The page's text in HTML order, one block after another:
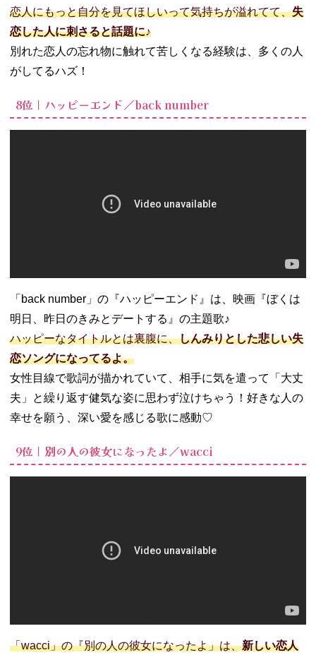
恋人にもっと自分を見てほしいって気持ちが溢れてて、失
恋した人に刺さると話題に♪
別れた恋人の忘れ物に触れて苦しくなる経験は、多くの人
がしてるハズ！
8位｜ハッピーエンド／back number
「back number」の『ハッピーエンド』は、映画『ぼくは
明日、昨日のきみとデートする』の主題歌♪
ハッピーなタイトルとは裏腹に、しんみりとした悲しい失
恋ソングになってるよ。
女性目線で歌詞が描かれていて、相手に気を遣って「大丈
夫」と繰り返す健気な姿に思わず泣けちゃう！好きな人の
幸せを願う、深い愛を感じる歌に感動♡
9位｜別の人の彼女になったよ／wacci
「wacci」の『別の人の彼女になったよ」は、新しい恋人